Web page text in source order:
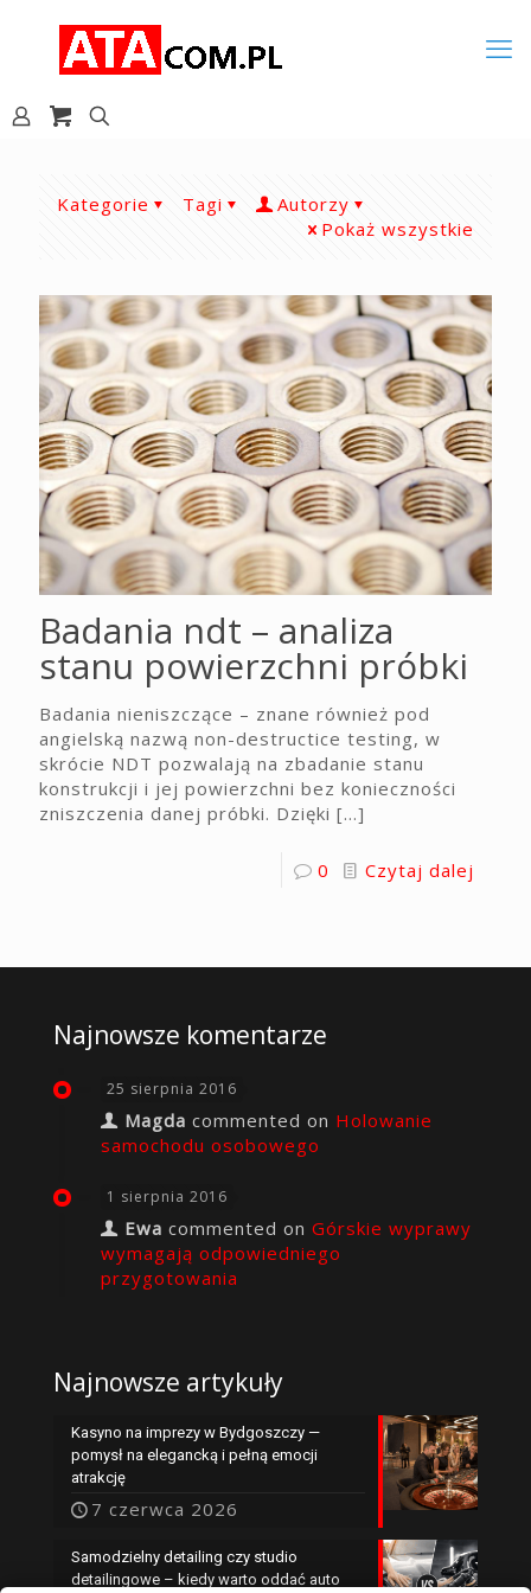
Kategorie Tagi
Autorzy
Pokaż wszystkie
Badania ndt – analiza
stanu powierzchni próbki
Badania nieniszczące – znane również pod
angielską nazwą non-destructice testing, w
skrócie NDT pozwalają na zbadanie stanu
konstrukcji i jej powierzchni bez konieczności
zniszczenia danej próbki. Dzięki […]
0 Czytaj dalej
Najnowsze komentarze
25 sierpnia 2016
Magda commented on Holowanie
samochodu osobowego
1 sierpnia 2016
Ewa commented on Górskie wyprawy
wymagają odpowiedniego
przygotowania
Najnowsze artykuły
Kasyno na imprezy w Bydgoszczy —
pomysł na elegancką i pełną emocji
atrakcję
7 czerwca 2026
Samodzielny detailing czy studio
detailingowe – kiedy warto oddać auto